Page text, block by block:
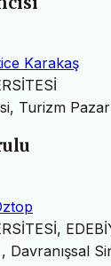
Karakaş
Turizm
Davranışsal